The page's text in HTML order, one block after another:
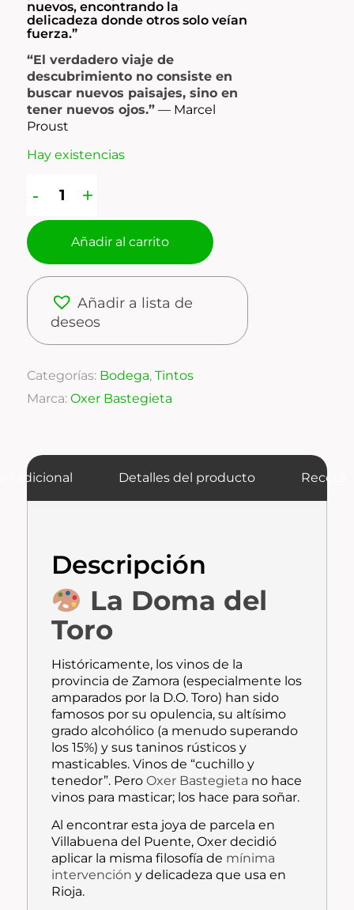
nuevos, encontrando la
delicadeza donde otros solo veían
fuerza.”
“El verdadero viaje de
descubrimiento no consiste en
buscar nuevos paisajes, sino en
tener nuevos ojos.”— Marcel
Proust
Hay existencias
Añadir al carrito
Añadir a lista de
deseos
Categorías: Bodega, Tintos
Marca: Oxer Bastegieta
adicional Detalles del producto Receta
Descripción
La Doma del
Toro
Históricamente, los vinos de la
provincia de Zamora (especialmente los
amparados por la D.O. Toro) han sido
famosos por su opulencia, su altísimo
grado alcohólico (a menudo superando
los 15%) y sus taninos rústicos y
masticables. Vinos de “cuchillo y
tenedor”. PeroOxer Bastegieta no hace
vinos para masticar; los hace para soñar.
Al encontrar esta joya de parcela en
Villabuena del Puente, Oxer decidió
aplicar la misma filosofía de mínima
intervención y delicadeza que usa en
Rioja.